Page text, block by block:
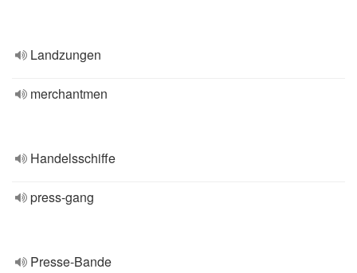
Landzungen
merchantmen
Handelsschiffe
press-gang
Presse-Bande